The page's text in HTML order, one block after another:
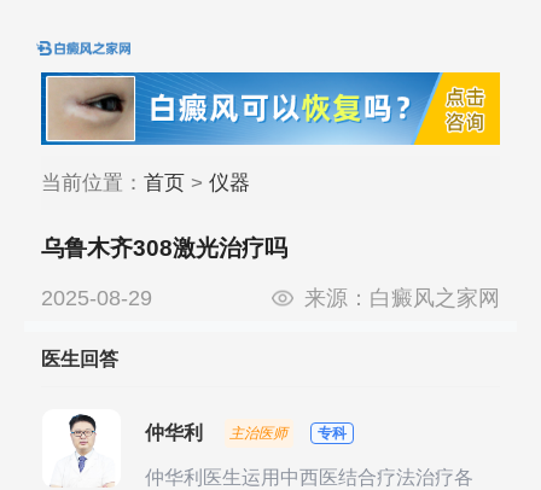
当前位置： 首页> 仪器
乌鲁木齐308激光治疗吗
2025-08-29 来源： 白癜风之家网
医生回答
仲华利 主治医师 专科
仲华利医生运用中西医结合疗法治疗各